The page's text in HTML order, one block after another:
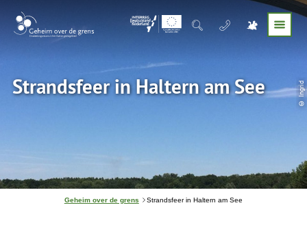
© Ingrid
Strandsfeer in Haltern am See
J
Geheim over de grens Strandsfeer in Haltern am See